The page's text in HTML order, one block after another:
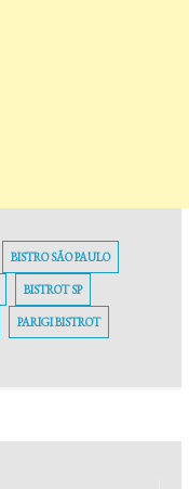
BISTRO SÃO PAULO
BISTROT SP
PARIGI BISTROT